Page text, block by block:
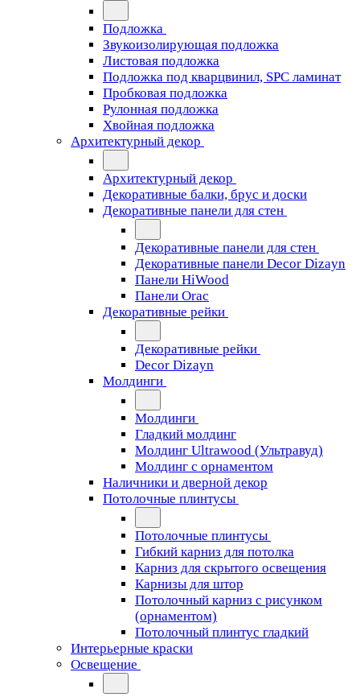
Подложка
Звукоизолирующая подложка
Листовая подложка
Подложка под кварцвинил, SPC ламинат
Пробковая подложка
Рулонная подложка
Хвойная подложка
Архитектурный декор
Архитектурный декор
Декоративные балки, брус и доски
Декоративные панели для стен
Декоративные панели для стен
Декоративные панели Decor Dizayn
Панели HiWood
Панели Orac
Декоративные рейки
Декоративные рейки
Decor Dizayn
Молдинги
Молдинги
Гладкий молдинг
Молдинг Ultrawood (Ультравуд)
Молдинг с орнаментом
Наличники и дверной декор
Потолочные плинтусы
Потолочные плинтусы
Гибкий карниз для потолка
Карниз для скрытого освещения
Карнизы для штор
Потолочный карниз с рисунком
(орнаментом)
Потолочный плинтус гладкий
Интерьерные краски
Освещение